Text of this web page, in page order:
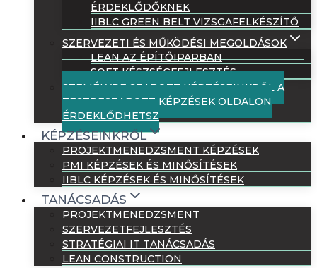
ÉRDEKLŐDŐKNEK
IIBLC GREEN BELT VIZSGAFELKÉSZÍTŐ
SZERVEZETI ÉS MŰKÖDÉSI MEGOLDÁSOK
LEAN AZ ÉPÍTŐIPARBAN
SOFT KÉSZSÉGFEJLESZTÉS
SZEMÉLYRE SZABOTT KÉPZÉSEINKRŐL A
TESTRESZABOTT KÉPZÉSEK OLDALON
ÉRDEKLŐDHETSZ
KÉPZÉSEINKRŐL
PROJEKTMENEDZSMENT KÉPZÉSEK
PMI KÉPZÉSEK ÉS MINŐSÍTÉSEK
IIBLC KÉPZÉSEK ÉS MINŐSÍTÉSEK
TANÁCSADÁS
PROJEKTMENEDZSMENT
SZERVEZETFEJLESZTÉS
STRATÉGIAI IT TANÁCSADÁS
LEAN CONSTRUCTION